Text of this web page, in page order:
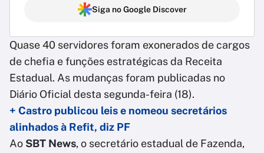
Siga no Google Discover
Quase 40 servidores foram exonerados de cargos
de chefia e funções estratégicas da Receita
Estadual. As mudanças foram publicadas no
Diário Oficial desta segunda-feira (18).
+ Castro publicou leis e nomeou secretários
alinhados à Refit, diz PF
Ao SBT News, o secretário estadual de Fazenda,